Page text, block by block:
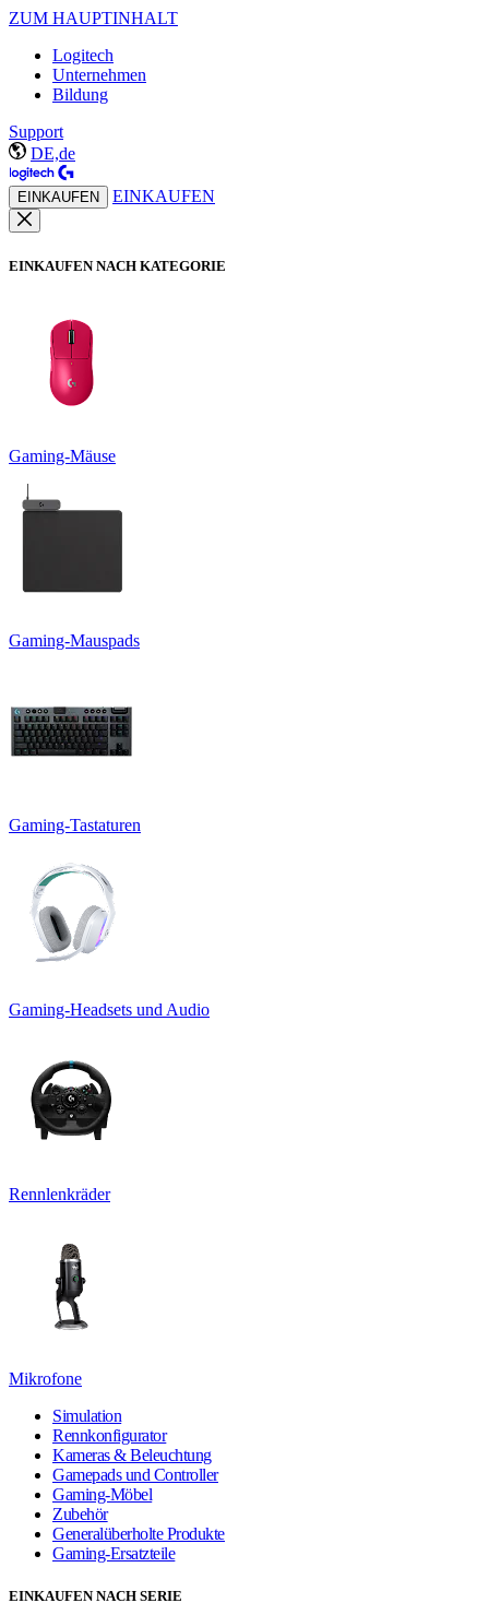
ZUM HAUPTINHALT
Logitech
Unternehmen
Bildung
Support
DE,de
EINKAUFEN EINKAUFEN
EINKAUFEN NACH KATEGORIE
Gaming-Mäuse
Gaming-Mauspads
Gaming-Tastaturen
Gaming-Headsets und Audio
Rennlenkräder
Mikrofone
Simulation
Rennkonfigurator
Kameras & Beleuchtung
Gamepads und Controller
Gaming-Möbel
Zubehör
Generalüberholte Produkte
Gaming-Ersatzteile
EINKAUFEN NACH SERIE